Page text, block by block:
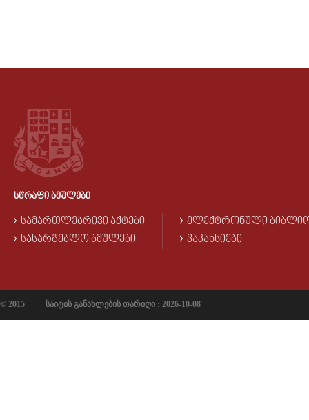
ᲡᲬᲠᲐᲤᲘ ᲑᲛᲣᲚᲔᲑᲘ
ᲡᲐᲛᲐᲠᲗᲚᲔᲑᲠᲘᲕᲘ ᲐᲥᲢᲔᲑᲘ
ᲡᲐᲡᲐᲠᲒᲔᲑᲚᲝ ᲑᲛᲣᲚᲔᲑᲘ
ᲔᲚᲔᲥᲢᲠᲝᲜᲣᲚᲘ
ᲕᲐᲙᲐᲜᲡᲘᲔᲑᲘ
© 2015 საიტის განახლების თარიღი : 2026-10-08